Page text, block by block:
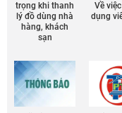
trọng khi thanh
lý đồ dùng nhà
hàng, khách
sạn
Về
dụng